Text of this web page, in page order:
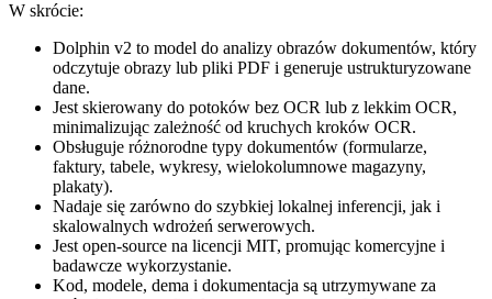
W skrócie:
Dolphin v2 to model do analizy obrazów dokumentów, który
odczytuje obrazy lub pliki PDF i generuje ustrukturyzowane
dane.
Jest skierowany do potoków bez OCR lub z lekkim OCR,
minimalizując zależność od kruchych kroków OCR.
Obsługuje różnorodne typy dokumentów (formularze,
faktury, tabele, wykresy, wielokolumnowe magazyny,
plakaty).
Nadaje się zarówno do szybkiej lokalnej inferencji, jak i
skalowalnych wdrożeń serwerowych.
Jest open-source na licencji MIT, promując komercyjne i
badawcze wykorzystanie.
Kod, modele, dema i dokumentacja są utrzymywane za